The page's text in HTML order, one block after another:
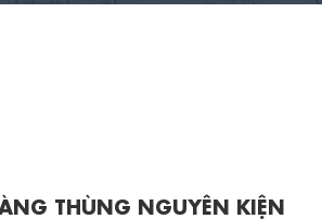
THÙNG NGUYÊN KIỆN